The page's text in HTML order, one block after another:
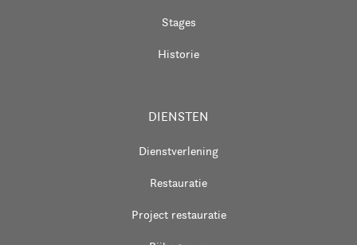
Stages
Historie
DIENSTEN
Dienstverlening
Restauratie
Project restauratie